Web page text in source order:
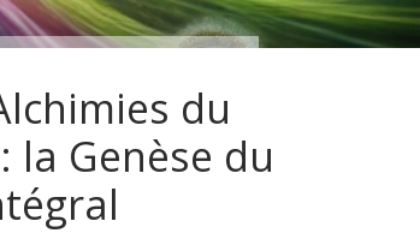
du
la Genèse du